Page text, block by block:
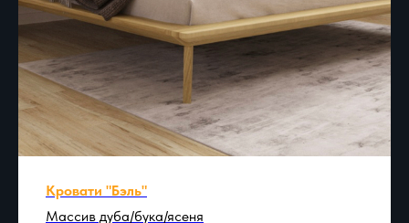
Кровати "Бэль"
Массив дуба/бука/ясеня